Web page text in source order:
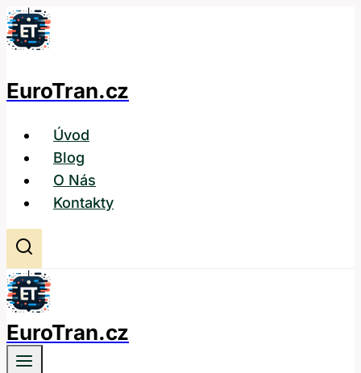
Přeskočit
na
EuroTran.cz
Úvod
Blog
O Nás
Kontakty
EuroTran.cz